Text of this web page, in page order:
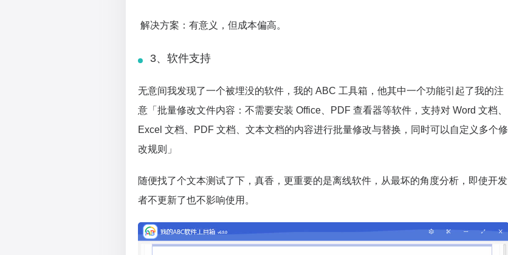
解决方案：有意义，但成本偏高。
3、软件支持
无意间我发现了一个被埋没的软件，我的 ABC 工具箱，他其中一个功能引起了我的注
意「批量修改文件内容：不需要安装 Office、PDF 查看器等软件，支持对 Word 文档、
Excel 文档、PDF 文档、文本文档的内容进行批量修改与替换，同时可以自定义多个修
改规则」
随便找了个文本测试了下，真香，更重要的是离线软件，从最坏的角度分析，即使开发
者不更新了也不影响使用。